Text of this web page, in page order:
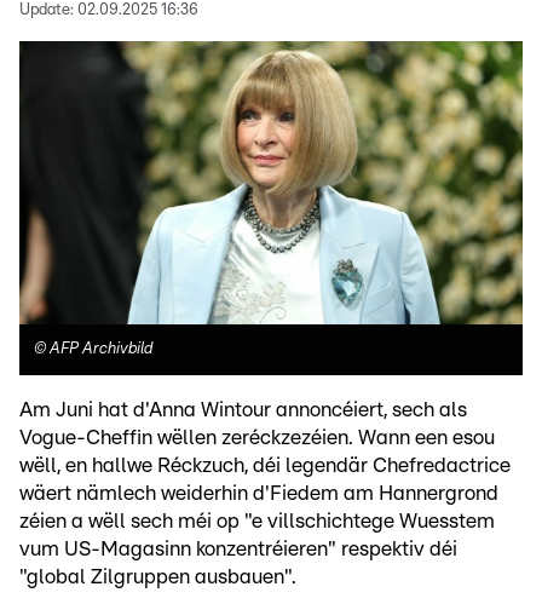
Update: 02.09.2025 16:36
©AFP Archivbild
Am Juni hat d'Anna Wintour annoncéiert, sech als
Vogue-Cheffin wëllen zeréckzezéien. Wann een esou
wëll, en hallwe Réckzuch, déi legendär Chefredactrice
wäert nämlech weiderhin d'Fiedem am Hannergrond
zéien a wëll sech méi op "e villschichtege Wuesstem
vum US-Magasinn konzentréieren" respektiv déi
"global Zilgruppen ausbauen".